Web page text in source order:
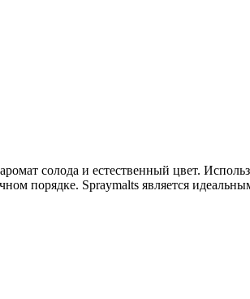
солода и естественный цвет.
порядке. Spraymalts является